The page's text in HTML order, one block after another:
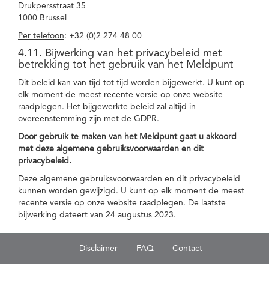
Drukpersstraat 35
1000 Brussel
Per telefoon: +32 (0)2 274 48 00
4.11. Bijwerking van het privacybeleid met
betrekking tot het gebruik van het Meldpunt
Dit beleid kan van tijd tot tijd worden bijgewerkt. U kunt op
elk moment de meest recente versie op onze website
raadplegen. Het bijgewerkte beleid zal altijd in
overeenstemming zijn met de GDPR.
Door gebruik te maken van het Meldpunt gaat u akkoord
met deze algemene gebruiksvoorwaarden en dit
privacybeleid.
Deze algemene gebruiksvoorwaarden en dit privacybeleid
kunnen worden gewijzigd. U kunt op elk moment de meest
recente versie op onze website raadplegen. De laatste
bijwerking dateert van 24 augustus 2023.
Disclaimer FAQ Contact